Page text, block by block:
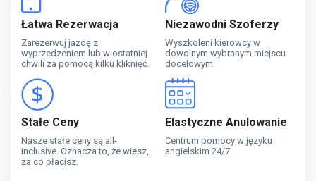
Łatwa Rezerwacja
Zarezerwuj jazdę z
wyprzedzeniem lub w ostatniej
chwili za pomocą kilku kliknięć.
Niezawodni Szoferzy
Wyszkoleni kierowcy w
dowolnym wybranym miejscu
docelowym.
Stałe Ceny
Nasze stałe ceny są all-
inclusive. Oznacza to, że wiesz,
za co płacisz.
Elastyczne Anulowanie
Centrum pomocy w języku
angielskim 24/7.